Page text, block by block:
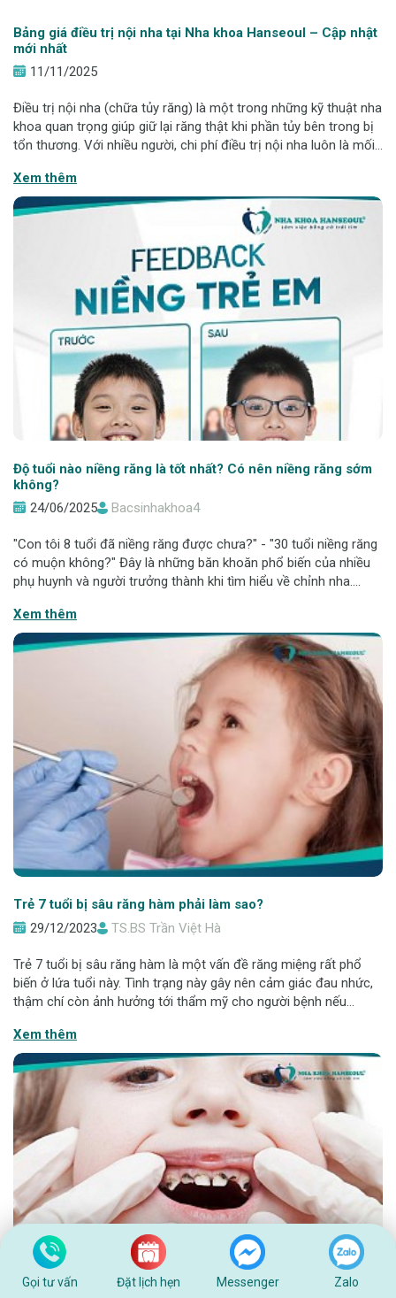
Bảng giá điều trị nội nha tại Nha khoa Hanseoul – Cập nhật
mới nhất
11/11/2025
Điều trị nội nha (chữa tủy răng) là một trong những kỹ thuật nha
khoa quan trọng giúp giữ lại răng thật khi phần tủy bên trong bị
tổn thương. Với nhiều người, chi phí điều trị nội nha luôn là mối
viết
Xem thêm
Độ tuổi nào niềng răng là tốt nhất? Có nên niềng răng sớm
không?
24/06/2025
Bacsinhakhoa4
"Con tôi 8 tuổi đã niềng răng được chưa?" - "30 tuổi niềng răng
có muộn không?" Đây là những băn khoăn phổ biến của nhiều
phụ huynh và người trưởng thành khi tìm hiểu về chỉnh nha.
hiệu quả tối ưu.
Xem thêm
Trẻ 7 tuổi bị sâu răng hàm phải làm sao?
29/12/2023
TS.BS Trần Việt Hà
Trẻ 7 tuổi bị sâu răng hàm là một vấn đề răng miệng rất phổ
biến ở lứa tuổi này. Tình trạng này gây nên cảm giác đau nhức,
thậm chí còn ảnh hưởng tới thẩm mỹ cho người bệnh nếu
trẻ 7 tuổi bị sâu răn
Xem thêm
Gọi tư vấn Đặt lịch hẹn Messenger Zalo